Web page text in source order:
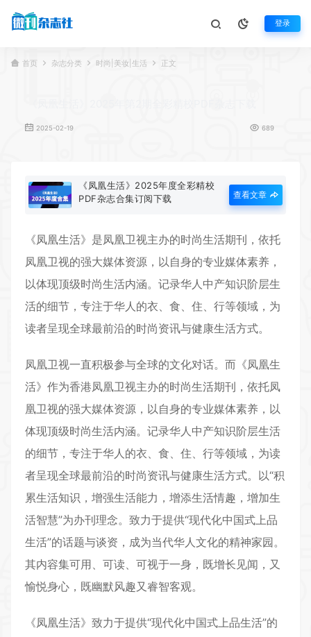
登录
首页 杂志分类 时尚|美妆|生活 正文
2025-02-19 689
《凤凰生活》2025年度全彩精校
PDF杂志合集订阅下载
查看文章
《凤凰生活》是凤凰卫视主办的时尚生活期刊，依托
凤凰卫视的强大媒体资源，以自身的专业媒体素养，
以体现顶级时尚生活内涵。记录华人中产知识阶层生
活的细节，专注于华人的衣、食、住、行等领域，为
读者呈现全球最前沿的时尚资讯与健康生活方式。
凤凰卫视一直积极参与全球的文化对话。而《凤凰生
活》作为香港凤凰卫视主办的时尚生活期刊，依托凤
凰卫视的强大媒体资源，以自身的专业媒体素养，以
体现顶级时尚生活内涵。记录华人中产知识阶层生活
的细节，专注于华人的衣、食、住、行等领域，为读
者呈现全球最前沿的时尚资讯与健康生活方式。以“积
累生活知识，增强生活能力，增添生活情趣，增加生
活智慧”为办刊理念。致力于提供“现代化中国式上品
生活”的话题与谈资，成为当代华人文化的精神家园。
其内容集可用、可读、可视于一身，既增长见闻，又
愉悦身心，既幽默风趣又睿智客观。
《凤凰生活》致力于提供“现代化中国式上品生活”的